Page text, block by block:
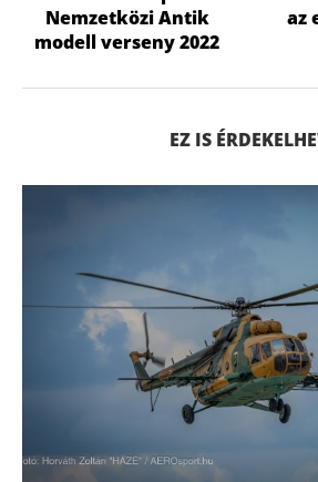
Nemzetközi Antik
modell verseny 2022
az
EZ IS